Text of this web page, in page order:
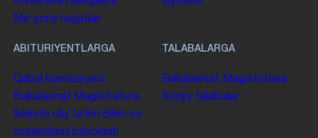
Me'yoriy hujjatlar
ABITURIYENTLARGA
Qabul komissiyasi
Bakalavriat Magistratura
Ikkinchi oliy taʼlim Bilim va
malakalarni baholash
TALABALARGA
Bakalavriat Magistratura
Xorijiy talabalar